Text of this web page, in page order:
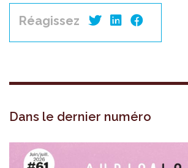
Réagissez
Dans le dernier numéro